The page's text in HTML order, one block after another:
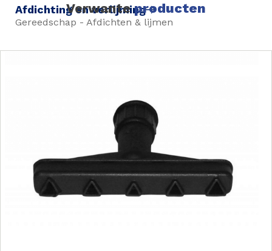
Afdichting en verlijming
Gereedschap - Afdichten & lijmen
Verwanteproducten